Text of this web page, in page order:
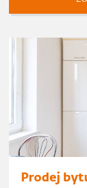
Prodej